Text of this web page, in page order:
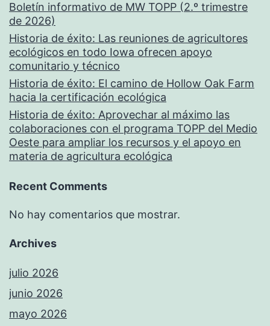
Boletín informativo de MW TOPP (2.º trimestre
de 2026)
Historia de éxito: Las reuniones de agricultores
ecológicos en todo Iowa ofrecen apoyo
comunitario y técnico
Historia de éxito: El camino de Hollow Oak Farm
hacia la certificación ecológica
Historia de éxito: Aprovechar al máximo las
colaboraciones con el programa TOPP del Medio
Oeste para ampliar los recursos y el apoyo en
materia de agricultura ecológica
Recent Comments
No hay comentarios que mostrar.
Archives
julio 2026
junio 2026
mayo 2026